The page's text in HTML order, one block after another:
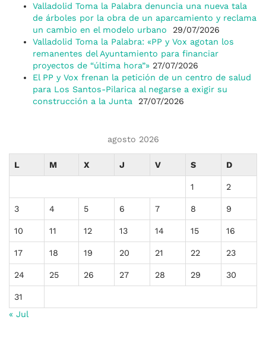
Valladolid Toma la Palabra denuncia una nueva tala
de árboles por la obra de un aparcamiento y reclama
un cambio en el modelo urbano
29/07/2026
Valladolid Toma la Palabra: «PP y Vox agotan los
remanentes del Ayuntamiento para financiar
proyectos de “última hora”» 27/07/2026
El PP y Vox frenan la petición de un centro de salud
para Los Santos-Pilarica al negarse a exigir su
construcción a la Junta
27/07/2026
agosto 2026
L M X J V S D
1 2
3 4 5 6 7 8 9
10 11 12 13 14 15 16
17 18 19 20 21 22 23
24 25 26 27 28 29 30
31
« Jul